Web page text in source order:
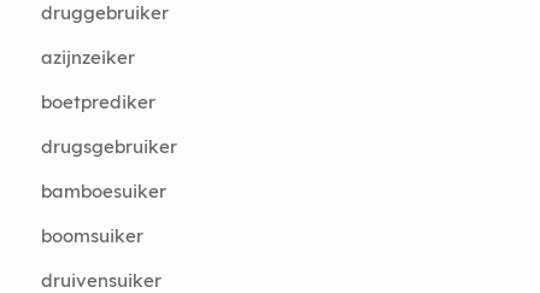
druggebruiker
azijnzeiker
boetprediker
drugsgebruiker
bamboesuiker
boomsuiker
druivensuiker